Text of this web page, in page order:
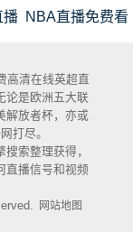
播 NBA直播免费看
高清在线英超直
论是欧洲五大联
解放者杯，亦或
打尽。
索整理获得，
直播信号和视频
网站地图